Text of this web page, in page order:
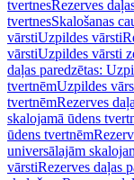
tvertnesRezerves
tvertnesSkalošanas
vārstiUzpildes vārsti
vārstiUzpildes vārsti
daļas paredzētas:
tvertnēmUzpildes
tvertnēmRezerves
skalojamā ūdens
ūdens tvertnēm
universālajām
vārstiRezerves daļas